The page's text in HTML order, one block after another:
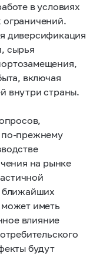
в условиях
диверсификация
сырья
включая
внутри страны.
по-прежнему
на рынке
ближайших
иметь
влияние
будут